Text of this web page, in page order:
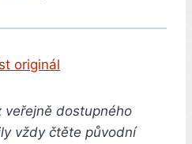
originál
dostupného
vždy čtěte původní